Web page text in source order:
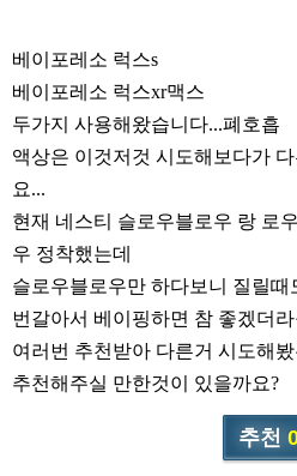
액상
연구실
리뷰게시판
팁앤가이드
툴즈킷
업체
업체게시판
베이포레소 럭스s
베이포레소 럭스xr맥스
두가지 사용해왔습니다...폐호흡
액상은 이것저것 시도해보다가
요...
현재 네스티 슬로우블로우 랑 로
우 정착했는데
슬로우블로우만 하다보니 질릴때
번갈아서 베이핑하면 참 좋겠더라
여러번 추천받아 다른거 시도해
추천해주실 만한것이 있을까요?
추천